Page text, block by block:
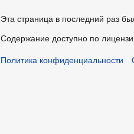
Эта страница в последний раз
Содержание доступно по
Политика конфиденциальности